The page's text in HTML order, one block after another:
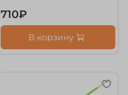
710₽
В корзину